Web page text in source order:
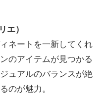
エ）
ネートを一新してくれ
のアイテムが見つかる
ュアルのバランスが絶
のが魅力。